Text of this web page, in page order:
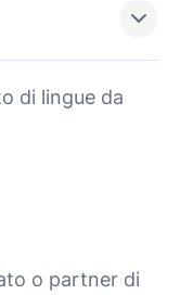
di lingue da
o partner di